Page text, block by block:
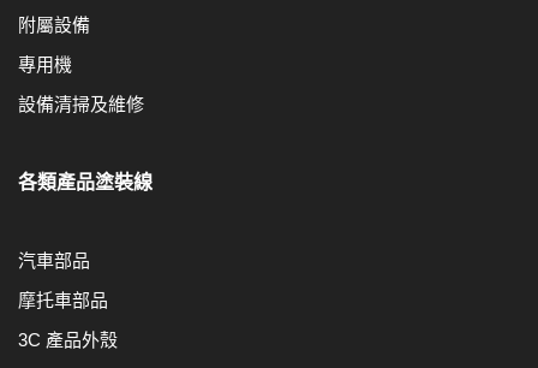
附屬設備
專用機
設備清掃及維修
各類產品塗裝線
汽車部品
摩托車部品
3C 產品外殼